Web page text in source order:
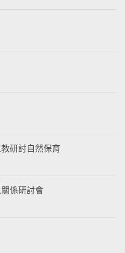
研討自然保育
係研討會